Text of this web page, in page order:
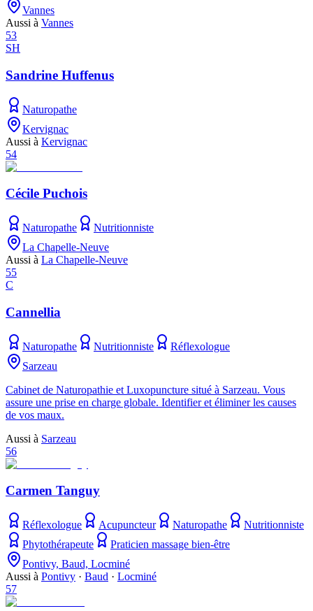
Vannes
Aussi à Vannes
53
SH
Sandrine Huffenus
Naturopathe
Kervignac
Aussi à Kervignac
54
Cécile Puchois
Naturopathe
Nutritionniste
La Chapelle-Neuve
Aussi à La Chapelle-Neuve
55
C
Cannellia
Naturopathe Nutritionniste
Réflexologue
Sarzeau
Cabinet de Naturopathie et Luxopuncture situé à Sarzeau. Vous
assure une prise en charge globale. Identifier et éliminer les causes
de vos maux.
Aussi à Sarzeau
56
Carmen Tanguy
Réflexologue Acupuncteur Naturopathe
Nutritionniste
Phytothérapeute
Praticien massage bien-être
Pontivy, Baud, Locminé
Aussi à Pontivy · Baud · Locminé
57